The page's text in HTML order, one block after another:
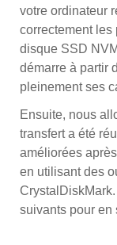
votre ordinateur
correctement les
disque SSD
démarre à partir
pleinement ses
Ensuite, nous
transfert a été
améliorées
en utilisant des
suivants pour en